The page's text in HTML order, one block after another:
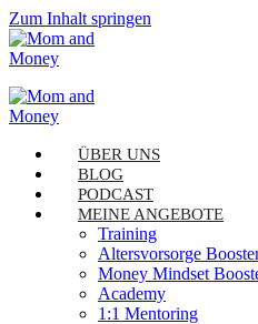
Zum Inhalt springen
ÜBER UNS
BLOG
PODCAST
MEINE ANGEBOTE
Training
Altersvorsorge
Money Mindset
Academy
1:1 Mentoring